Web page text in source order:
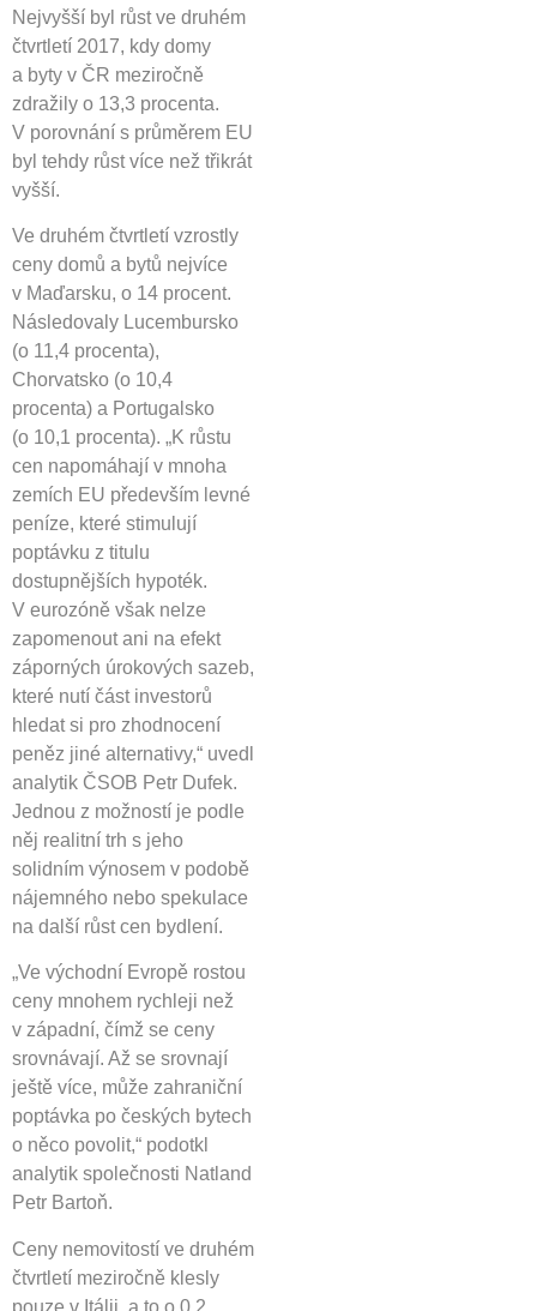
Nejvyšší byl růst ve druhém
čtvrtletí 2017, kdy domy
a byty v ČR meziročně
zdražily o 13,3 procenta.
V porovnání s průměrem EU
byl tehdy růst více než třikrát
vyšší.
Ve druhém čtvrtletí vzrostly
ceny domů a bytů nejvíce
v Maďarsku, o 14 procent.
Následovaly Lucembursko
(o 11,4 procenta),
Chorvatsko (o 10,4
procenta) a Portugalsko
(o 10,1 procenta). „K růstu
cen napomáhají v mnoha
zemích EU především levné
peníze, které stimulují
poptávku z titulu
dostupnějších hypoték.
V eurozóně však nelze
zapomenout ani na efekt
záporných úrokových sazeb,
které nutí část investorů
hledat si pro zhodnocení
peněz jiné alternativy,“ uvedl
analytik ČSOB Petr Dufek.
Jednou z možností je podle
něj realitní trh s jeho
solidním výnosem v podobě
nájemného nebo spekulace
na další růst cen bydlení.
„Ve východní Evropě rostou
ceny mnohem rychleji než
v západní, čímž se ceny
srovnávají. Až se srovnají
ještě více, může zahraniční
poptávka po českých bytech
o něco povolit,“ podotkl
analytik společnosti Natland
Petr Bartoň.
Ceny nemovitostí ve druhém
čtvrtletí meziročně klesly
pouze v Itálii, a to o 0,2